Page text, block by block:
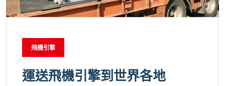
飛機引擎
運送飛機引擎到世界各地